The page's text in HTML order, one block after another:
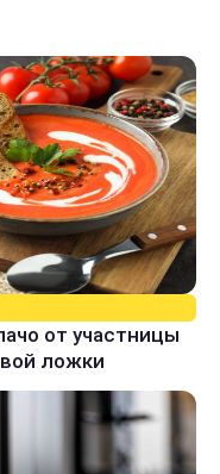
от участницы
ложки